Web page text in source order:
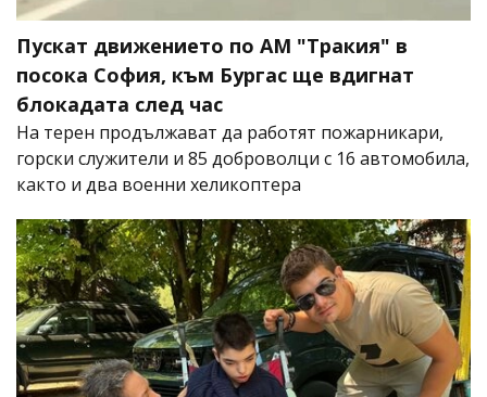
Пускат движението по АМ "Тракия" в
посока София, към Бургас ще вдигнат
блокадата след час
На терен продължават да работят пожарникари,
горски служители и 85 доброволци с 16 автомобила,
както и два военни хеликоптера